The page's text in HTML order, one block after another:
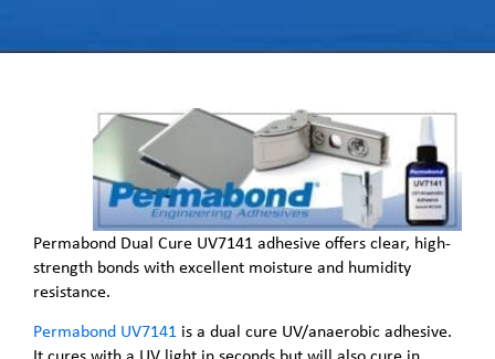
Permabond Dual Cure UV7141 adhesive offers clear, high-
strength bonds with excellent moisture and humidity
resistance.
Permabond UV7141 is a dual cure UV/anaerobic adhesive.